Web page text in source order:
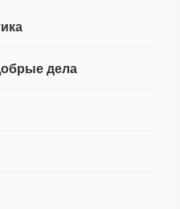
дела